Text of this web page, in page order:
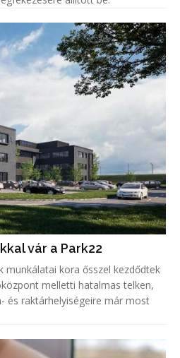
vár a Park22
munkálatai kora ősszel kezdődtek
melletti hatalmas telken,
és raktárhelyiségeire már most